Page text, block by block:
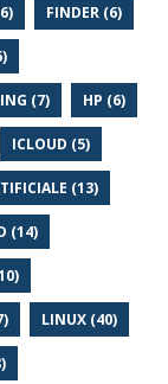
FINDER (6)
(7) HP (6)
ICLOUD (5)
(13)
(14)
LINUX (40)